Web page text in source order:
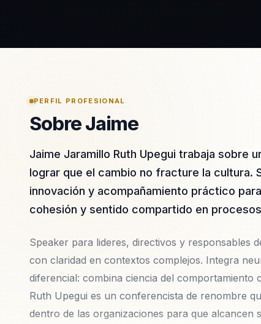
PERFIL PROFESIONAL
Sobre Jaime
Jaime Jaramillo Ruth Upegui trabaja sobre
lograr que el cambio no fracture la cultura.
innovación y acompañamiento práctico
cohesión y sentido compartido en
Speaker para lideres, directivos y responsables
con claridad en contextos complejos. Integra
diferencial: combina ciencia del
Ruth Upegui es un conferencista de renombre
dentro de las organizaciones para que alcancen